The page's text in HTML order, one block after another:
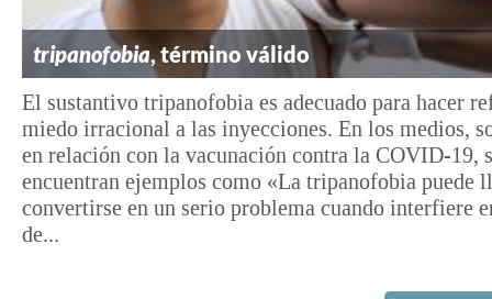
tripanofobia, término válido
El sustantivo tripanofobia es adecuado para hacer
miedo irracional a las inyecciones. En los medios,
en relación con la vacunación contra la COVID-19,
encuentran ejemplos como «La tripanofobia puede
convertirse en un serio problema cuando interfiere
de...